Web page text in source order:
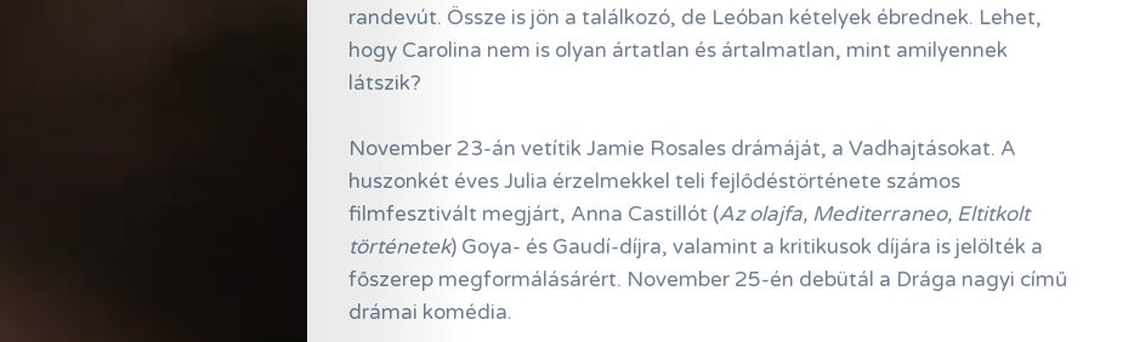
randevút. Össze is jön a találkozó, de Leóban kételyek ébrednek. Lehet,
hogy Carolina nem is olyan ártatlan és ártalmatlan, mint amilyennek
látszik?
November 23-án vetítik Jamie Rosales drámáját, a Vadhajtásokat. A
huszonkét éves Julia érzelmekkel teli fejlődéstörténete számos
filmfesztivált megjárt, Anna Castillót (Az olajfa, Mediterraneo, Eltitkolt
történetek) Goya- és Gaudí-díjra, valamint a kritikusok díjára is jelölték a
főszerep megformálásárért. November 25-én debütál a Drága nagyi című
drámai komédia.